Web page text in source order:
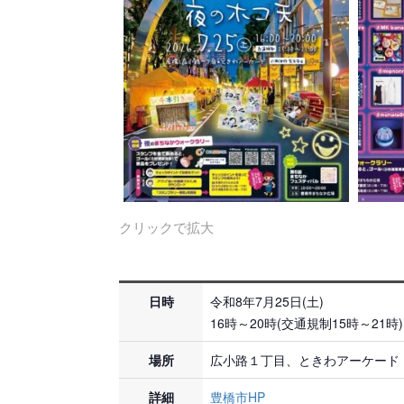
クリックで拡大
日時
令和8年7月25日(土)
16時～20時(交通規制15時～21時)
場所 広小路１丁目、ときわアーケード
詳細 豊橋市HP